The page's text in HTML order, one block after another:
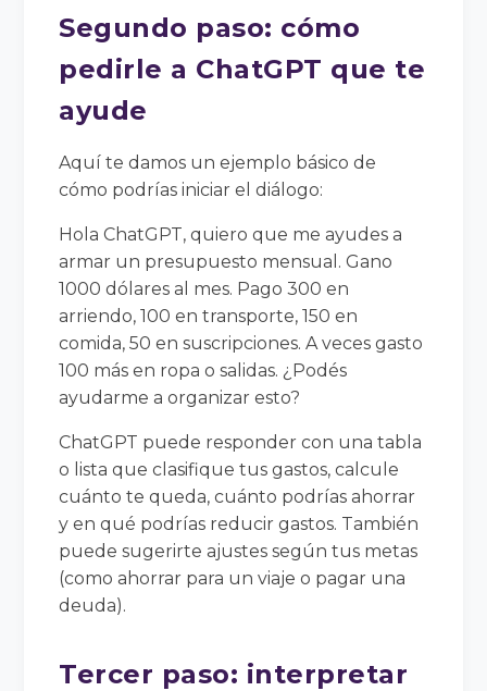
Segundo paso: cómo
pedirle a ChatGPT que te
ayude
Aquí te damos un ejemplo básico de
cómo podrías iniciar el diálogo:
Hola ChatGPT, quiero que me ayudes a
armar un presupuesto mensual. Gano
1000 dólares al mes. Pago 300 en
arriendo, 100 en transporte, 150 en
comida, 50 en suscripciones. A veces gasto
100 más en ropa o salidas. ¿Podés
ayudarme a organizar esto?
ChatGPT puede responder con una tabla
o lista que clasifique tus gastos, calcule
cuánto te queda, cuánto podrías ahorrar
y en qué podrías reducir gastos. También
puede sugerirte ajustes según tus metas
(como ahorrar para un viaje o pagar una
deuda).
Tercer paso: interpretar